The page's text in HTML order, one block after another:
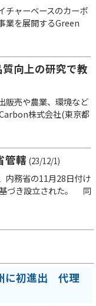
チャーベースのカーボ
業を展開するGreen
向上の研究で教
販売や農業、環境など
株式会社(東京都
管轄 (23/12/1)
内務省の11月28日付け
づき設立された。 同
に初進出 代理